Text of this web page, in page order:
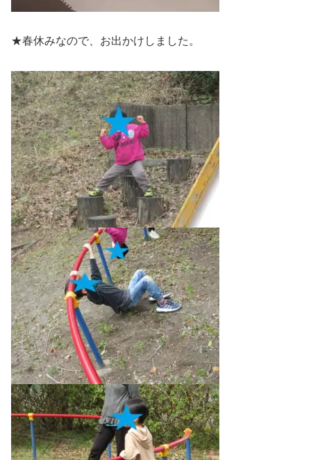
★春休みなので、お出かけしました。